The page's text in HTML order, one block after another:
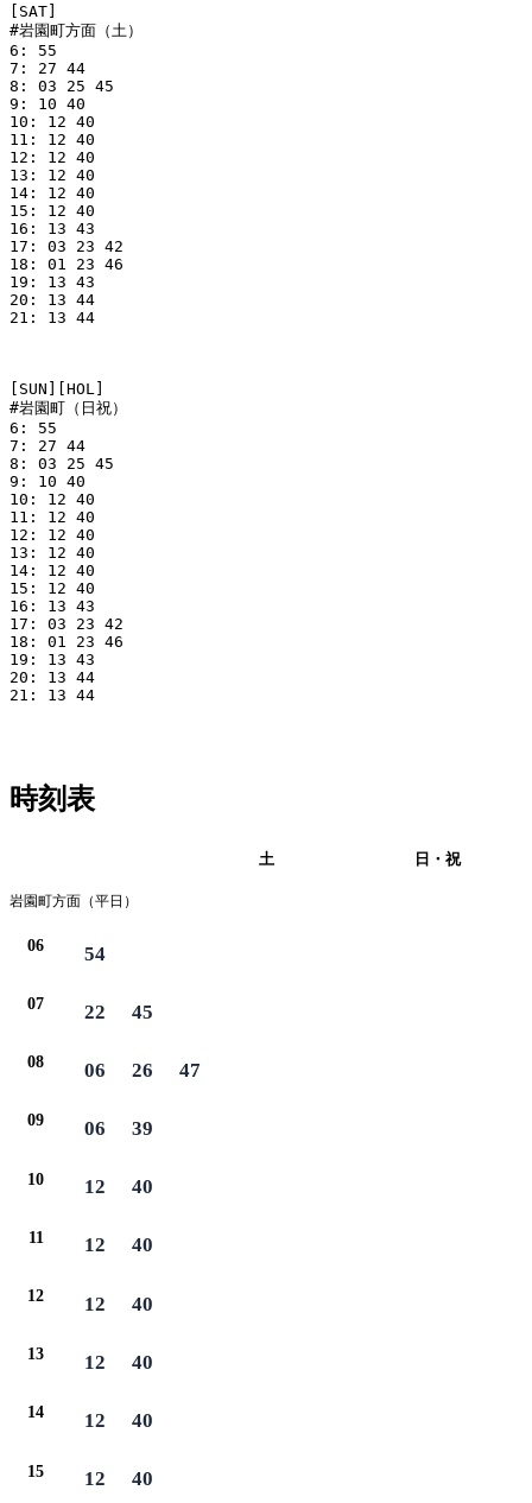
[SAT]
#岩園町方面（土）
6: 55
7: 27 44
8: 03 25 45
9: 10 40
10: 12 40
11: 12 40
12: 12 40
13: 12 40
14: 12 40
15: 12 40
16: 13 43
17: 03 23 42
18: 01 23 46
19: 13 43
20: 13 44
21: 13 44
[SUN][HOL]
#岩園町（日祝）
6: 55
7: 27 44
8: 03 25 45
9: 10 40
10: 12 40
11: 12 40
12: 12 40
13: 12 40
14: 12 40
15: 12 40
16: 13 43
17: 03 23 42
18: 01 23 46
19: 13 43
20: 13 44
21: 13 44
時刻表
土 日・祝
岩園町方面（平日）
06 54
07 22 45
08 06 26 47
09 06 39
10 12 40
11 12 40
12 12 40
13 12 40
14 12 40
15 12 40